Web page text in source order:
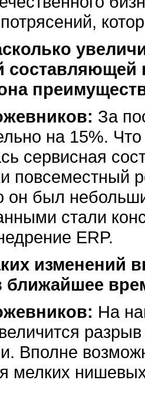
составляющей
За
на 15%.
сервисная
повсеместный
он был
стали
ERP.
изменений
ближайшее
На
Вполне
мелких